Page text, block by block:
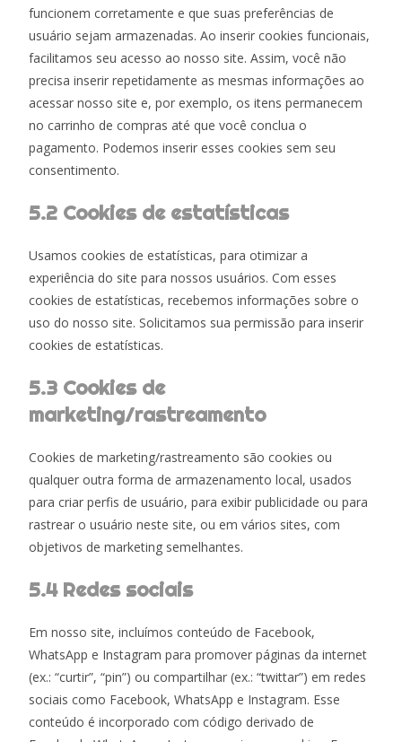
funcionem corretamente e que suas preferências de
usuário sejam armazenadas. Ao inserir cookies funcionais,
facilitamos seu acesso ao nosso site. Assim, você não
precisa inserir repetidamente as mesmas informações ao
acessar nosso site e, por exemplo, os itens permanecem
no carrinho de compras até que você conclua o
pagamento. Podemos inserir esses cookies sem seu
consentimento.
5.2 Cookies de estatísticas
Usamos cookies de estatísticas, para otimizar a
experiência do site para nossos usuários. Com esses
cookies de estatísticas, recebemos informações sobre o
uso do nosso site. Solicitamos sua permissão para inserir
cookies de estatísticas.
5.3 Cookies de
marketing/rastreamento
Cookies de marketing/rastreamento são cookies ou
qualquer outra forma de armazenamento local, usados
para criar perfis de usuário, para exibir publicidade ou para
rastrear o usuário neste site, ou em vários sites, com
objetivos de marketing semelhantes.
5.4 Redes sociais
Em nosso site, incluímos conteúdo de Facebook,
WhatsApp e Instagram para promover páginas da internet
(ex.: “curtir”, “pin”) ou compartilhar (ex.: “twittar”) em redes
sociais como Facebook, WhatsApp e Instagram. Esse
conteúdo é incorporado com código derivado de